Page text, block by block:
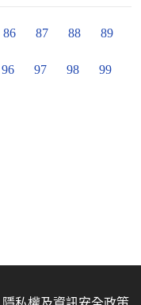
86 87 88 89
96 97 98 99